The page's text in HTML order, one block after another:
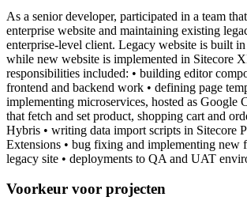
As a senior developer, participated in a team
enterprise website and maintaining existing
enterprise-level client. Legacy website is built
while new website is implemented in Sitecore
responsibilities included: • building editor
frontend and backend work • defining page
implementing microservices, hosted as Google
that fetch and set product, shopping cart and
Hybris • writing data import scripts in Sitecore
Extensions • bug fixing and implementing new
legacy site • deployments to QA and UAT
Voorkeur voor projecten